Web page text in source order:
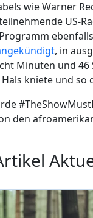
wie Warner
US-
, in
Minuten und 46
kniete und
den